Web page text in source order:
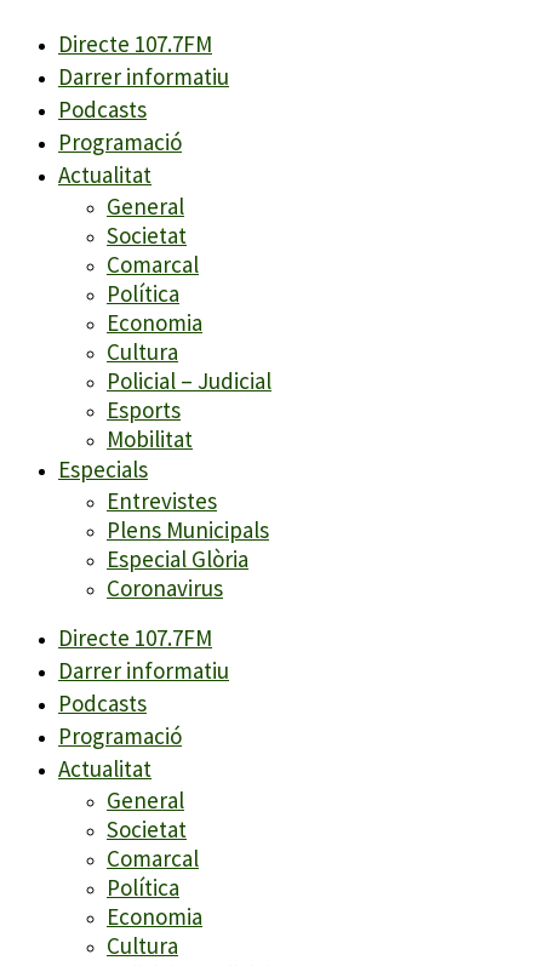
Directe 107.7FM
Darrer informatiu
Podcasts
Programació
Actualitat
General
Societat
Comarcal
Política
Economia
Cultura
Policial – Judicial
Esports
Mobilitat
Especials
Entrevistes
Plens Municipals
Especial Glòria
Coronavirus
Directe 107.7FM
Darrer informatiu
Podcasts
Programació
Actualitat
General
Societat
Comarcal
Política
Economia
Cultura